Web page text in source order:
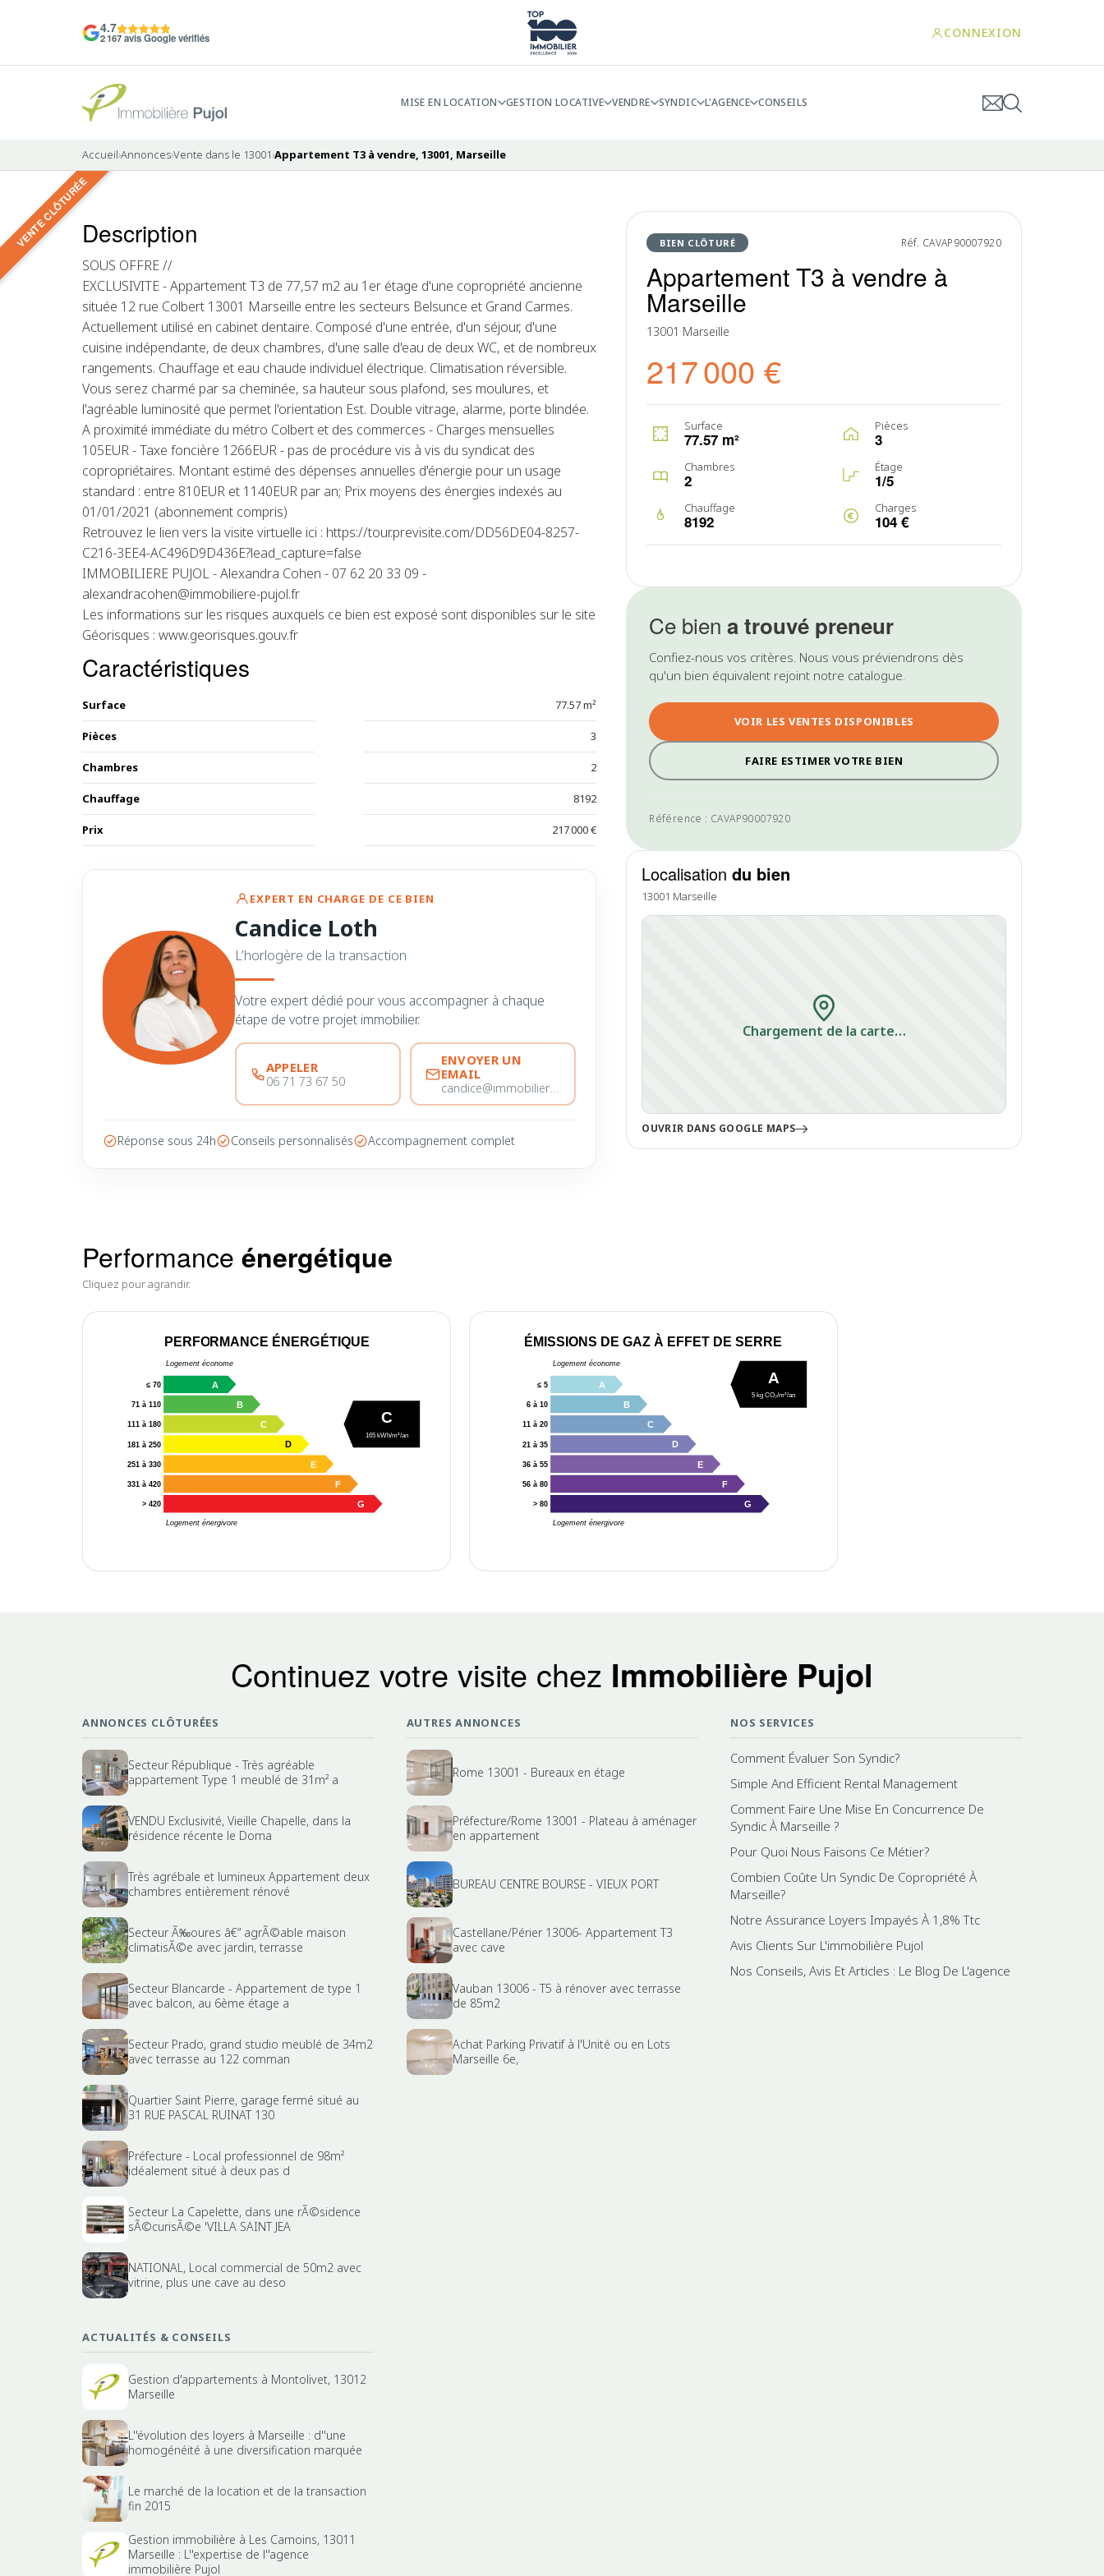
4.7
2 167 avis Google vérifiés CONNEXION
MISE EN LOCATION GESTION LOCATIVE VENDRE SYNDIC L'AGENCE CONSEILS
Accueil›Annonces›Vente dans le 13001›Appartement T3 à vendre, 13001, Marseille
VENTE CLÔTURÉE BIEN CLÔTURÉ Réf. CAVAP90007920
Appartement T3 à vendre à
Marseille
13001 Marseille
217 000 €
Surface
77.57 m²
Pièces
3
Chambres
2
Étage
1/5
Chauffage
8192
Charges
104 €
Ce biena trouvé preneur
Confiez-nous vos critères. Nous vous préviendrons dès
qu'un bien équivalent rejoint notre catalogue.
VOIR LES VENTES DISPONIBLES
FAIRE ESTIMER VOTRE BIEN
Référence : CAVAP90007920
Localisationdu bien
13001 Marseille
Chargement de la carte…
OUVRIR DANS GOOGLE MAPS
VENDU
Description
SOUS OFFRE //
EXCLUSIVITE - Appartement T3 de 77,57 m2 au 1er étage d'une copropriété ancienne
située 12 rue Colbert 13001 Marseille entre les secteurs Belsunce et Grand Carmes.
Actuellement utilisé en cabinet dentaire. Composé d'une entrée, d'un séjour, d'une
cuisine indépendante, de deux chambres, d'une salle d'eau de deux WC, et de nombreux
rangements. Chauffage et eau chaude individuel électrique. Climatisation réversible.
Vous serez charmé par sa cheminée, sa hauteur sous plafond, ses moulures, et
l'agréable luminosité que permet l'orientation Est. Double vitrage, alarme, porte blindée.
A proximité immédiate du métro Colbert et des commerces - Charges mensuelles
105EUR - Taxe foncière 1266EUR - pas de procédure vis à vis du syndicat des
copropriétaires. Montant estimé des dépenses annuelles d'énergie pour un usage
standard : entre 810EUR et 1140EUR par an; Prix moyens des énergies indexés au
01/01/2021 (abonnement compris)
Retrouvez le lien vers la visite virtuelle ici : https://tour.previsite.com/DD56DE04-8257-
C216-3EE4-AC496D9D436E?lead_capture=false
IMMOBILIERE PUJOL - Alexandra Cohen - 07 62 20 33 09 -
alexandracohen@immobiliere-pujol.fr
Les informations sur les risques auxquels ce bien est exposé sont disponibles sur le site
Géorisques : www.georisques.gouv.fr
Caractéristiques
Surface 77.57 m²
Pièces 3
Chambres 2
Chauffage 8192
Prix 217 000 €
EXPERT EN CHARGE DE CE BIEN
Candice Loth
L’horlogère de la transaction
Votre expert dédié pour vous accompagner à chaque
étape de votre projet immobilier.
APPELER
06 71 73 67 50
ENVOYER UN
EMAIL
candice@immobiliere-pujol.fr
Réponse sous 24h Conseils personnalisés Accompagnement complet
Performance énergétique
Cliquez pour agrandir.
PERFORMANCE ÉNERGÉTIQUE
Logement économe
Logement énergivore
≤ 70 A
71 à 110 B
111 à 180 C
181 à 250 D
251 à 330 E
331 à 420 F
> 420 G
C
165 kWh/m²/an
ÉMISSIONS DE GAZ À EFFET DE SERRE
Logement économe
Logement énergivore
≤ 5 A
6 à 10 B
11 à 20 C
21 à 35 D
36 à 55 E
56 à 80 F
> 80 G
A
5 kg CO₂/m²/an
Continuez votre visite chez Immobilière Pujol
ANNONCES CLÔTURÉES
Secteur République - Très agréable
appartement Type 1 meublé de 31m² a
VENDU Exclusivité, Vieille Chapelle, dans la
résidence récente le Doma
Très agrébale et lumineux Appartement deux
chambres entièrement rénové
Secteur Ã‰oures â€“ agrÃ©able maison
climatisÃ©e avec jardin, terrasse
Secteur Blancarde - Appartement de type 1
avec balcon, au 6ème étage a
Secteur Prado, grand studio meublé de 34m2
avec terrasse au 122 comman
Quartier Saint Pierre, garage fermé situé au
31 RUE PASCAL RUINAT 130
Préfecture - Local professionnel de 98m²
idéalement situé à deux pas d
Secteur La Capelette, dans une rÃ©sidence
sÃ©curisÃ©e 'VILLA SAINT JEA
NATIONAL, Local commercial de 50m2 avec
vitrine, plus une cave au deso
AUTRES ANNONCES
Rome 13001 - Bureaux en étage
Préfecture/Rome 13001 - Plateau à aménager
en appartement
BUREAU CENTRE BOURSE - VIEUX PORT
Castellane/Périer 13006- Appartement T3
avec cave
Vauban 13006 - T5 à rénover avec terrasse
de 85m2
Achat Parking Privatif à l'Unité ou en Lots
Marseille 6e,
NOS SERVICES
Comment Évaluer Son Syndic?
Simple And Efficient Rental Management
Comment Faire Une Mise En Concurrence De
Syndic À Marseille ?
Pour Quoi Nous Faisons Ce Métier?
Combien Coûte Un Syndic De Copropriété À
Marseille?
Notre Assurance Loyers Impayés À 1,8% Ttc
Avis Clients Sur L'immobilière Pujol
Nos Conseils, Avis Et Articles : Le Blog De L'agence
ACTUALITÉS & CONSEILS
Gestion d'appartements à Montolivet, 13012
Marseille
L''évolution des loyers à Marseille : d''une
homogénéité à une diversification marquée
Le marché de la location et de la transaction
fin 2015
Gestion immobilière à Les Camoins, 13011
Marseille : L''expertise de l''agence
immobilière Pujol